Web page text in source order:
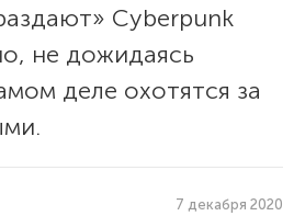
Cyberpunk
не дожидаясь
деле охотятся за
7 декабря 2020